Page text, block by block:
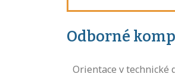
Odborné
Orientace v technické